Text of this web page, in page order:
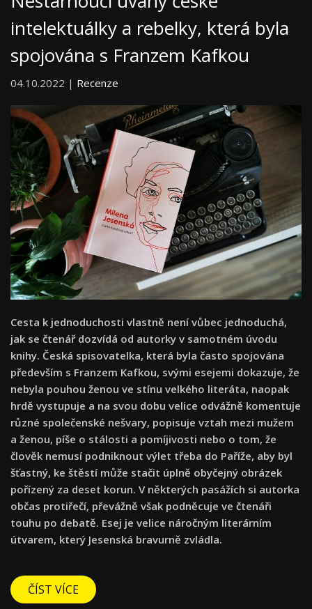
intelektuálky a rebelky, která byla
spojována s Franzem Kafkou
04.10.2022 | Recenze
Cesta k jednoduchosti vlastně není vůbec jednoduchá,
jak se čtenář dozvídá od autorky v samotném úvodu
knihy. Česká spisovatelka, která byla často spojována
především s Franzem Kafkou, svými esejemi dokazuje, že
nebyla pouhou ženou ve stínu velkého literáta, naopak
hrdě vystupuje a na svou dobu velice odvážně komentuje
různé společenské nešvary, popisuje vztah mezi mužem
a ženou, píše o stálosti a pomíjivosti nebo o tom, že
člověk nemusí podniknout výlet třeba do Paříže, aby byl
šťastný, ke štěstí může stačit úplně obyčejný obrázek
pořízený za deset korun. V některých pasážích si autorka
občas protiřečí, převážně však podněcuje ve čtenáři
touhu po debatě. Esej je velice náročným literárním
útvarem, který Jesenská bravurně zvládla.
ČÍST VÍCE